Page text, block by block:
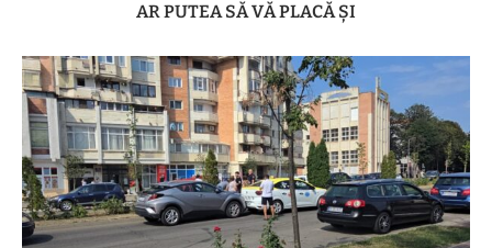
AR PUTEA SĂ VĂ PLACĂ ȘI